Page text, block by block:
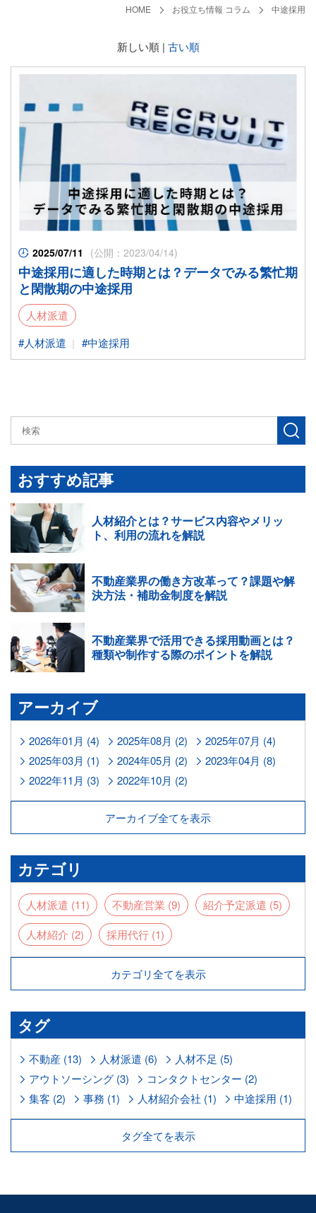
HOME お役立ち情報 コラム 中途採用
新しい順 | 古い順
2025/07/11 (公開：2023/04/14)
中途採用に適した時期とは？データでみる繁忙期
と閑散期の中途採用
人材派遣
人材派遣
中途採用
検
す
おすすめ記事
人材紹介とは？サービス内容やメリッ
ト、利用の流れを解説
不動産業界の働き方改革って？課題や解
決方法・補助金制度を解説
不動産業界で活用できる採用動画とは？
種類や制作する際のポイントを解説
アーカイブ
2026年01月 (4) 2025年08月 (2)
2025年07月 (4)
2025年03月 (1)
2024年05月 (2)
2023年04月 (8)
2022年11月 (3)
2022年10月 (2)
アーカイブ全てを表示
カテゴリ
人材派遣 (11) 不動産営業 (9)
紹介予定派遣 (5)
人材紹介 (2)
採用代行 (1)
カテゴリ全てを表示
タグ
不動産 (13) 人材派遣 (6)
人材不足 (5)
アウトソーシング (3)
コンタクトセンター (2)
集客 (2)
事務 (1) 人材紹介会社 (1) 中途採用 (1)
タグ全てを表示